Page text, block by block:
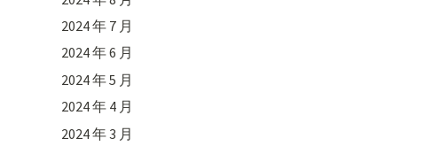
2024 年 7 月
2024 年 6 月
2024 年 5 月
2024 年 4 月
2024 年 3 月